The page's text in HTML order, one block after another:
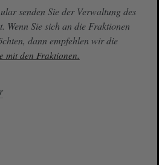
senden Sie der Verwaltung des
Wenn Sie sich an die Fraktionen
dann empfehlen wir die
mit den Fraktionen.